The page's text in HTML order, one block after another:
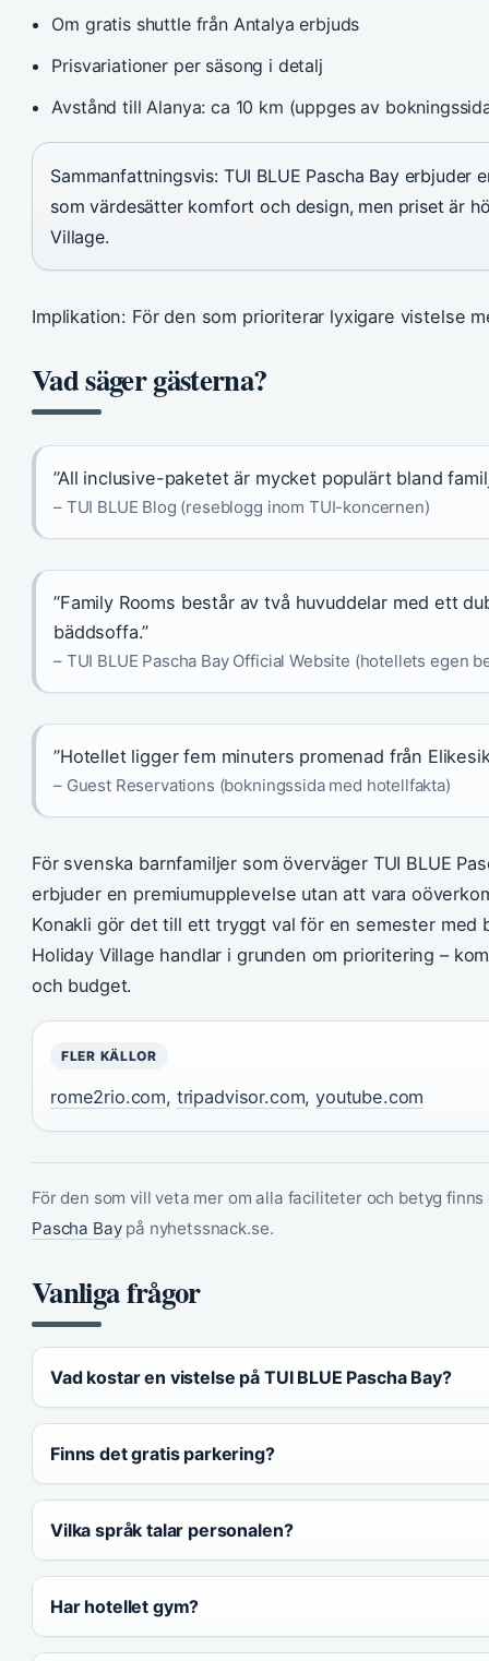
Om gratis shuttle från Antalya erbjuds
Prisvariationer per säsong i detalj
Avstånd till Alanya: ca 10 km (uppges av
Sammanfattningsvis: TUI BLUE Pascha Bay erbjuder
som värdesätter komfort och design, men priset är
Village.
Implikation: För den som prioriterar lyxigare vistelse
Vad säger gästerna?
”All inclusive-paketet är mycket populärt bland
– TUI BLUE Blog (reseblogg inom TUI-koncernen)
”Family Rooms består av två huvuddelar med ett
bäddsoffa.”
– TUI BLUE Pascha Bay Official Website (hotellets egen
”Hotellet ligger fem minuters promenad från
– Guest Reservations (bokningssida med hotellfakta)
För svenska barnfamiljer som överväger TUI BLUE
erbjuder en premiumupplevelse utan att vara
Konakli gör det till ett tryggt val för en semester med
Holiday Village handlar i grunden om prioritering –
och budget.
FLER KÄLLOR
rome2rio.com, tripadvisor.com,youtube.com
För den som vill veta mer om alla faciliteter och betyg
Pascha Baypå nyhetssnack.se.
Vanliga frågor
Vad kostar en vistelse på TUI BLUE Pascha Bay?
Finns det gratis parkering?
Vilka språk talar personalen?
Har hotellet gym?